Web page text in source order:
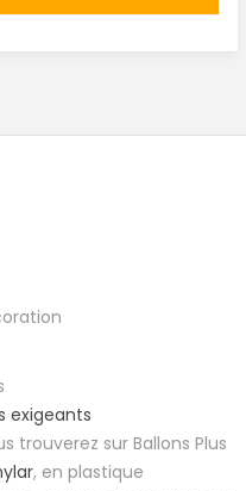
exigeants
trouverez sur Ballons Plus
, en plastique